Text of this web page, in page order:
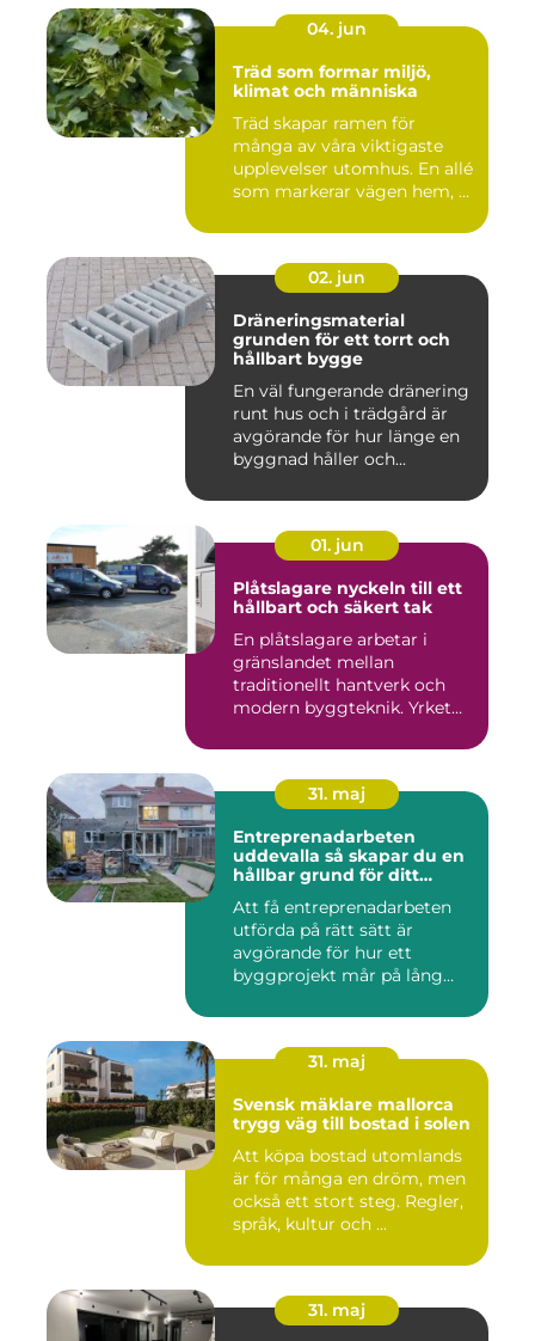
04. jun
Träd som formar miljö,
klimat och människa
Träd skapar ramen för
många av våra viktigaste
upplevelser utomhus. En allé
som markerar vägen hem, ...
02. jun
Dräneringsmaterial
grunden för ett torrt och
hållbart bygge
En väl fungerande dränering
runt hus och i trädgård är
avgörande för hur länge en
byggnad håller och...
01. jun
Plåtslagare nyckeln till ett
hållbart och säkert tak
En plåtslagare arbetar i
gränslandet mellan
traditionellt hantverk och
modern byggteknik. Yrket
31. maj
Entreprenadarbeten
uddevalla så skapar du en
hållbar grund för ditt
Att få entreprenadarbeten
utförda på rätt sätt är
avgörande för hur ett
byggprojekt mår på lång
31. maj
Svensk mäklare mallorca
trygg väg till bostad i solen
Att köpa bostad utomlands
är för många en dröm, men
också ett stort steg. Regler,
språk, kultur och ...
31. maj